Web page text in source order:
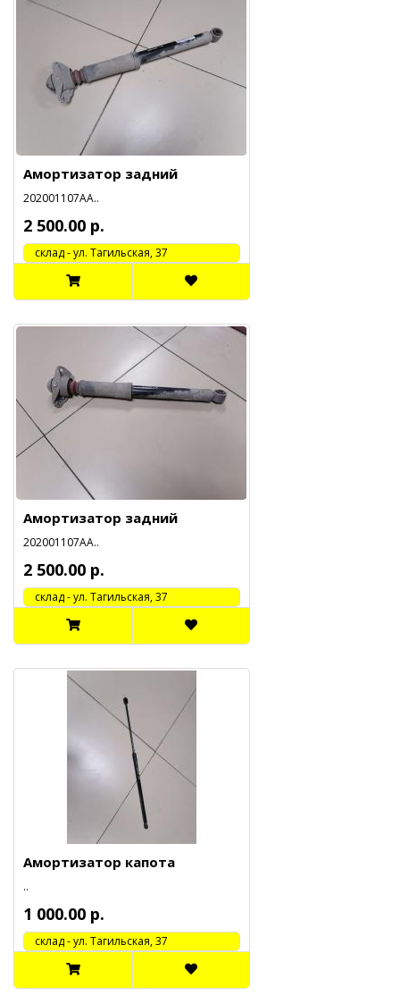
Амортизатор задний
202001107АА..
2 500.00 р.
cклад - ул. Тагильская, 37
Амортизатор задний
202001107АА..
2 500.00 р.
cклад - ул. Тагильская, 37
Амортизатор капота
..
1 000.00 р.
cклад - ул. Тагильская, 37